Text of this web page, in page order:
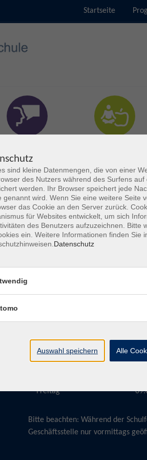
Startseite
Dienstag
Freitag
Bitte beachten: Während der
Geschäftsstelle nur vormittags
sind kleine Datenmengen, die von einer
des Nutzers während des Surfens
werden. Ihr Browser speichert jede
genannt wird. Wenn Sie eine weitere Seite
das Cookie an den Server zurück.
für Websites entwickelt, um sich
des Benutzers aufzuzeichnen. Bitte
ein. Weitere Informationen finden Sie
Datenschutz
Auswahl speichern Alle